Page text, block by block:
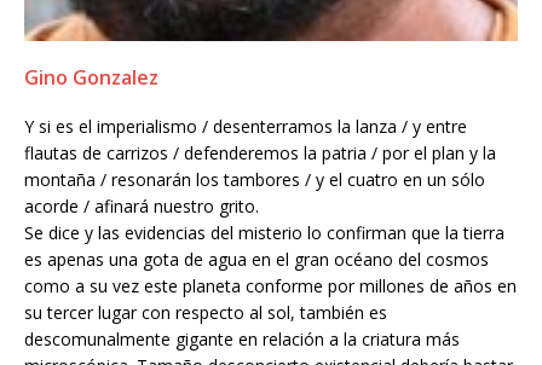
Gino Gonzalez
Y si es el imperialismo / desenterramos la lanza / y entre
flautas de carrizos / defenderemos la patria / por el plan y la
montaña / resonarán los tambores / y el cuatro en un sólo
acorde / afinará nuestro grito.
Se dice y las evidencias del misterio lo confirman que la tierra
es apenas una gota de agua en el gran océano del cosmos
como a su vez este planeta conforme por millones de años en
su tercer lugar con respecto al sol, también es
descomunalmente gigante en relación a la criatura más